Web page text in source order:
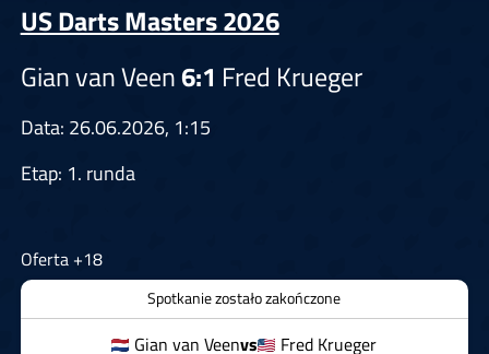
US Darts Masters 2026
Gian van Veen6:1 Fred Krueger
Data: 26.06.2026, 1:15
Etap: 1. runda
Oferta +18
Spotkanie zostało zakończone
Gian van Veenvs
Fred Krueger